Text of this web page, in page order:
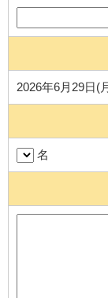
2026年6月29日(
名